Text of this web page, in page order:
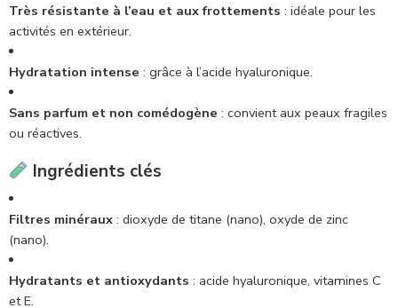
Très résistante à l’eau et aux frottements : idéale pour les
activités en extérieur.
Hydratation intense : grâce à l’acide hyaluronique.
Sans parfum et non comédogène : convient aux peaux fragiles
ou réactives.
Ingrédients clés
Filtres minéraux : dioxyde de titane (nano), oxyde de zinc
(nano).
Hydratants et antioxydants : acide hyaluronique, vitamines C
et E.